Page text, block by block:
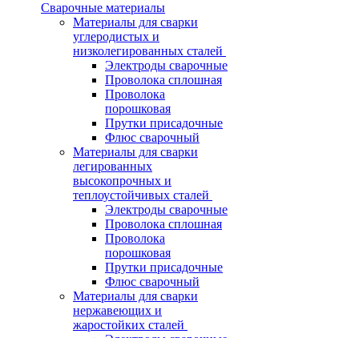
Сварочные материалы
Материалы для сварки
углеродистых и
низколегированных сталей
Электроды сварочные
Проволока сплошная
Проволока
порошковая
Прутки присадочные
Флюс сварочный
Материалы для сварки
легированных
высокопрочных и
теплоустойчивых сталей
Электроды сварочные
Проволока сплошная
Проволока
порошковая
Прутки присадочные
Флюс сварочный
Материалы для сварки
нержавеющих и
жаростойких сталей